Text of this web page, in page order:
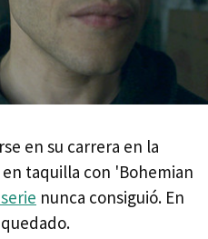
en su carrera en la
taquilla con 'Bohemian
nunca consiguió. En